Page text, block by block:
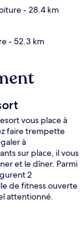
- 28.4 km
- 52.3 km
vous place à
faire trempette
à
sur place, il vous
et le dîner. Parmi
2
de fitness ouverte
attentionné.